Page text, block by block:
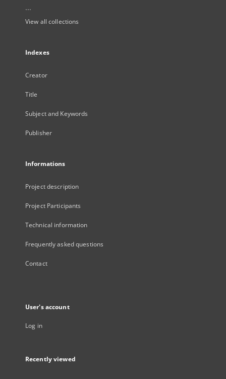
...
View all collections
Indexes
Creator
Title
Subject and Keywords
Publisher
Informations
Project description
Project Participants
Technical information
Frequently asked questions
Contact
User's account
Log in
Recently viewed